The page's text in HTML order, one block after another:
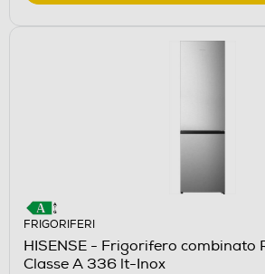
FRIGORIFERI
HISENSE - Frigorifero combinato
Classe A 336 lt-Inox